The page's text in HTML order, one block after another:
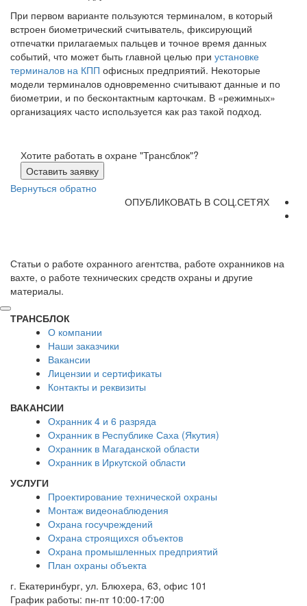
При первом варианте пользуются терминалом, в который
встроен биометрический считыватель, фиксирующий
отпечатки прилагаемых пальцев и точное время данных
событий, что может быть главной целью при установке
терминалов на КПП офисных предприятий. Некоторые
модели терминалов одновременно считывают данные и по
биометрии, и по бесконтактным карточкам. В «режимных»
организациях часто используется как раз такой подход.
Хотите работать в охране "Трансблок"?
Оставить заявку
Вернуться обратно
ОПУБЛИКОВАТЬ В СОЦ.СЕТЯХ
Статьи о работе охранного агентства, работе охранников на
вахте, о работе технических средств охраны и другие
материалы.
ТРАНСБЛОК
О компании
Наши заказчики
Вакансии
Лицензии и сертификаты
Контакты и реквизиты
ВАКАНСИИ
Охранник 4 и 6 разряда
Охранник в Республике Саха (Якутия)
Охранник в Магаданской области
Охранник в Иркутской области
УСЛУГИ
Проектирование технической охраны
Монтаж видеонаблюдения
Охрана госучреждений
Охрана строящихся объектов
Охрана промышленных предприятий
План охраны объекта
г. Екатеринбург, ул. Блюхера, 63, офис 101
График работы: пн-пт 10:00-17:00